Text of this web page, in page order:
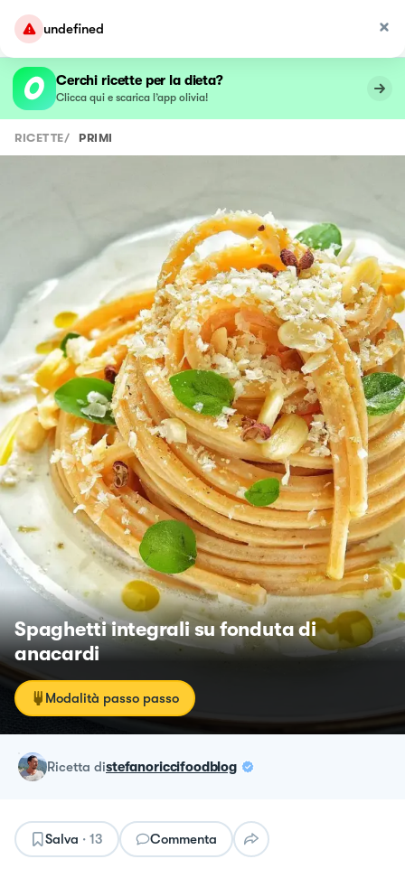
undefined
Cerchi ricette per la dieta?
Clicca qui e scarica l’app olivia!
RICETTE/ PRIMI
Spaghetti integrali su fonduta di
anacardi
Modalità passo passo
ricetta distefanoriccifoodblog
Salva · 13 Commenta